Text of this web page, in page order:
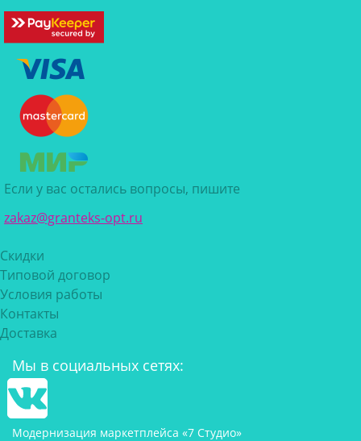
Если у вас остались вопросы, пишите
zakaz@granteks-opt.ru
Скидки
Типовой договор
Условия работы
Контакты
Доставка
Мы в социальных сетях:
Модернизация маркетплейса «7 Студио»